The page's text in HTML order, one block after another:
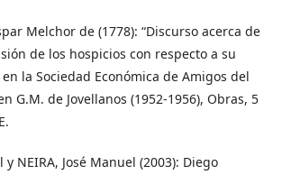
Melchor de (1778): “Discurso acerca de
de los hospicios con respecto a su
la Sociedad Económica de Amigos del
G.M. de Jovellanos (1952-1956), Obras, 5
y NEIRA, José Manuel (2003): Diego